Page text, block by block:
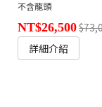
不含龍頭
NT$26,500
詳細介紹